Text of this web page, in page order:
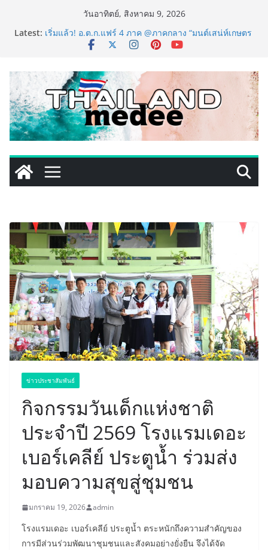
วันอาทิตย์, สิงหาคม 9, 2026
Latest: เริ่มแล้ว! อ.ต.ก.แฟร์ 4 ภาค @ภาคกลาง “มนต์เสน่ห์เกษตร
ไทย สู่ใจกลางมหานคร” ชวนชิม ช้อป สินค้าเกษตร
ททท. ประกาศความสำเร็จ Village to the World Season
5 ผนึก 9 พันธมิตร ขับเคลื่อน ESG Tourism สืบสานพระ
ราชปณิธาน สร้างคุณค่าการท่องเที่ยวไทยอย่างยั่งยืน
เหิงลี่ แมนูแฟคเจอริ่ง เทคโนโลยี (ไทยแลนด์) เปิดโรงงาน
แห่งใหม่ในชลบุรี เดินหน้าขยายฐานการผลิตสู่เอเชียตะวัน
ออกเฉียงใต้ เสริมแกร่งยุทธศาสตร์ระดับโลก
LORDNINE จัดศึกคนดังสายเกม ไทย ปะทะ ฟิลิปปินส์ ใน
“Rise of the Tenth Lord” เปิดสงครามกิลด์ข้ามประเทศ
ฉลองเซิร์ฟเวอร์ใหม่ เฮเลนา
PIPPER STANDARD® เปิดตัวแชมพูอาบน้ำ และ โฟมอาบ
แห้งสัตว์เลี้ยง ชูนวัตกรรมพลังธรรมชาติ “Zero-Residue”
ข่าวประชาสัมพันธ์
กิจกรรมวันเด็กแห่งชาติ
ประจำปี 2569 โรงแรมเดอะ
เบอร์เคลีย์ ประตูน้ำ ร่วมส่ง
มอบความสุขสู่ชุมชน
มกราคม 19, 2026 admin
โรงแรมเดอะ เบอร์เคลีย์ ประตูน้ำ ตระหนักถึงความสำคัญของ
การมีส่วนร่วมพัฒนาชุมชนและสังคมอย่างยั่งยืน จึงได้จัด